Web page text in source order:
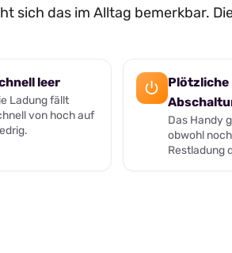
sich das im Alltag bemerkbar.
leer
Ladung fällt
von hoch auf
Plötzliche
Das Handy
obwohl noch
Restladung